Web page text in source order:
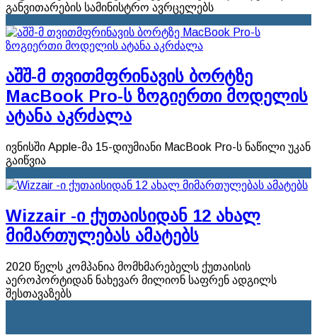
განვითარების სამინისტრო ავრცელებს
აშშ-მ თვითმფრინავის ბორტზე
MacBook Pro-ს ზოგიერთი მოდელის
ატანა აკრძალა
ივნისში Apple-მა 15-დიუმიანი MacBook Pro-ს ნაწილი უკან
გაიწვია
Wizzair -ი ქუთაისიდან 12 ახალ
მიმართულებას ამატებს
2020 წელს კომპანია მომხმარებელს ქუთაისის
აეროპორტიდან ნახევარ მილიონ საფრენ ადგილს
შესთავაზებს